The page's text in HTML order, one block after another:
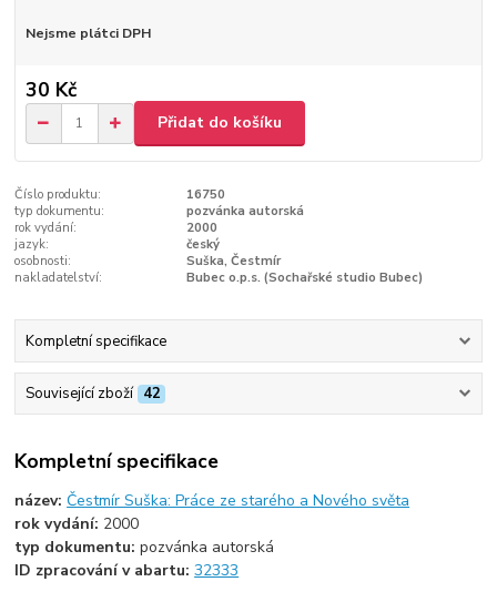
Nejsme plátci DPH
30 Kč
Přidat do košíku
Číslo produktu:
16750
typ dokumentu:
pozvánka autorská
rok vydání:
2000
jazyk:
český
osobnosti:
Suška, Čestmír
nakladatelství:
Bubec o.p.s. (Sochařské studio Bubec)
Kompletní specifikace
Související zboží 42
Kompletní specifikace
název: Čestmír Suška: Práce ze starého a Nového světa
rok vydání: 2000
typ dokumentu:pozvánka autorská
ID zpracování v abartu:32333